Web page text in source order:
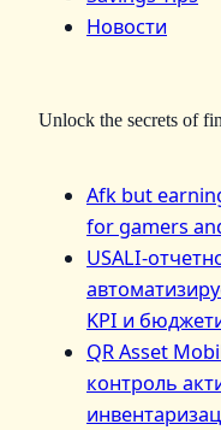
Новости
Unlock the secrets of
Afk but
for gamers
USALI-
KPI и
QR Asset
контроль